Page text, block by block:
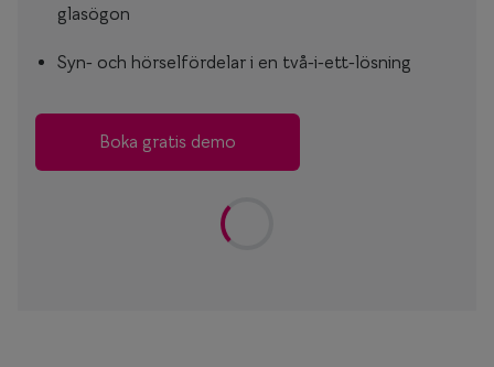
glasögon
Syn- och hörselfördelar i en två-i-ett-lösning
Boka gratis demo